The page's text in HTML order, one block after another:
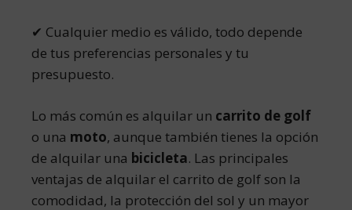
✔ Cualquier medio es válido, todo depende
de tus preferencias personales y tu
presupuesto.
Lo más común es alquilar un carrito de golf
o una moto, aunque también tienes la opción
de alquilar una bicicleta. Las principales
ventajas de alquilar el carrito de golf son la
comodidad, la protección del sol y un mayor